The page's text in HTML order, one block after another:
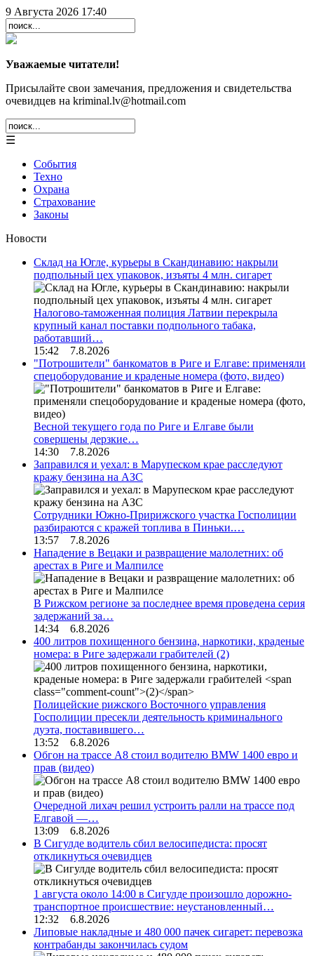
9 Августа 2026 17:40
Уважаемые читатели!
Присылайте свои замечания, предложения и свидетельства
очевидцев на kriminal.lv@hotmail.com
☰
События
Техно
Охрана
Страхование
Законы
Новости
Склад на Югле, курьеры в Скандинавию: накрыли
подпольный цех упаковок, изъяты 4 млн. сигарет
Налогово-таможенная полиция Латвии перекрыла
крупный канал поставки подпольного табака,
работавший…
15:42 7.8.2026
"Потрошители" банкоматов в Риге и Елгаве: применяли
спецоборудование и краденые номера (фото, видео)
Весной текущего года по Риге и Елгаве были
совершены дерзкие…
14:30 7.8.2026
Заправился и уехал: в Марупеском крае расследуют
кражу бензина на АЗС
Сотрудники Южно-Пририжского участка Госполиции
разбираются с кражей топлива в Пиньки.…
13:57 7.8.2026
Нападение в Вецаки и развращение малолетних: об
арестах в Риге и Малпилсе
В Рижском регионе за последнее время проведена серия
задержаний за…
14:34 6.8.2026
400 литров похищенного бензина, наркотики, краденые
номера: в Риге задержали грабителей (2)
Полицейские рижского Восточного управления
Госполиции пресекли деятельность криминального
дуэта, поставившего…
13:52 6.8.2026
Обгон на трассе А8 стоил водителю BMW 1400 евро и
прав (видео)
Очередной лихач решил устроить ралли на трассе под
Елгавой —…
13:09 6.8.2026
В Сигулде водитель сбил велосипедиста: просят
откликнуться очевидцев
1 августа около 14:00 в Сигулде произошло дорожно-
транспортное происшествие: неустановленный…
12:32 6.8.2026
Липовые накладные и 480 000 пачек сигарет: перевозка
контрабанды закончилась судом